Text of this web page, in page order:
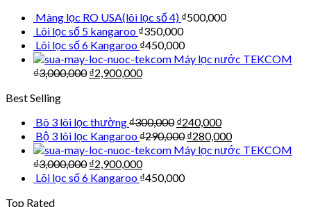
Màng lọc RO USA(lõi lọc số 4) ₫500,000
Lõi lọc số 5 kangaroo ₫350,000
Lõi lọc số 6 Kangaroo ₫450,000
Máy lọc nước TEKCOM
₫3,000,000 ₫2,900,000
Best Selling
Bô 3 lõi lọc thường₫300,000 ₫240,000
Bộ 3 lõi lọc Kangaroo₫290,000 ₫280,000
Máy lọc nước TEKCOM
₫3,000,000 ₫2,900,000
Lõi lọc số 6 Kangaroo ₫450,000
Top Rated